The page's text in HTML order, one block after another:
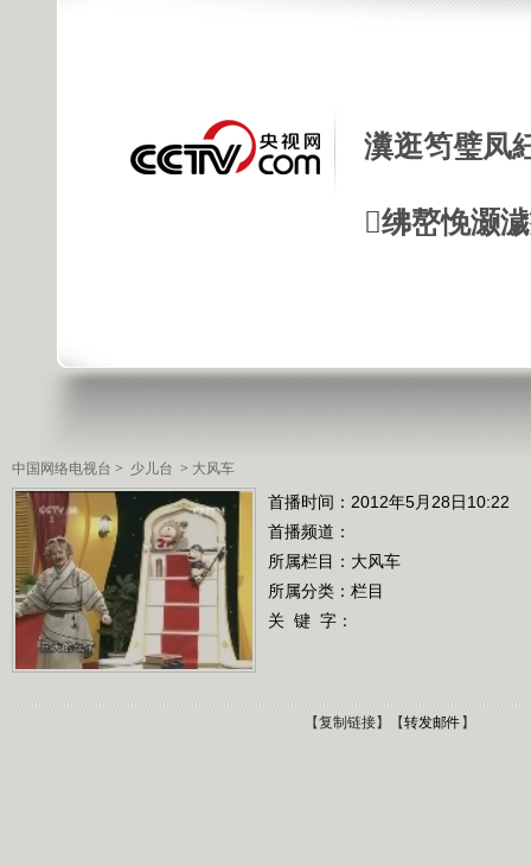
瀵逛笉璧凤
绋嶅悗灏
中国网络电视台 > 少儿台 > 大风车
首播时间：2012年5月28日10:22
首播频道：
所属栏目： 大风车
所属分类：栏目
关 键 字：
【复制链接】【转发邮件】